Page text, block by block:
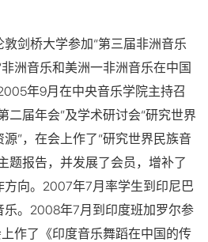
剑桥大学参加“第三届非洲音乐
洲音乐和美洲一非洲音乐在中国
年9月在中央音乐学院主持召
二届年会”及学术研讨会“研究世界
”，在会上作了“研究世界民族音
题报告，并发展了会员，增补了
向。2007年7月率学生到印尼巴
乐。2008年7月到印度班加罗尔参
作了《印度音乐舞蹈在中国的传